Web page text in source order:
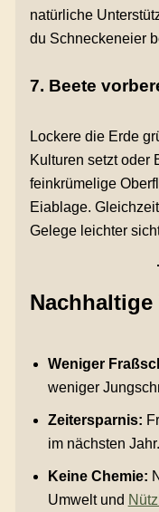
natürliche
du Schneckeneier
7. Beete
Lockere die Erde
Kulturen setzt oder
feinkrümelige
Eiablage.
Gelege leichter
Nachhaltige
Weniger
weniger
Zeitersparnis:
im nächsten Jahr.
Keine Chemie:
Umwelt und